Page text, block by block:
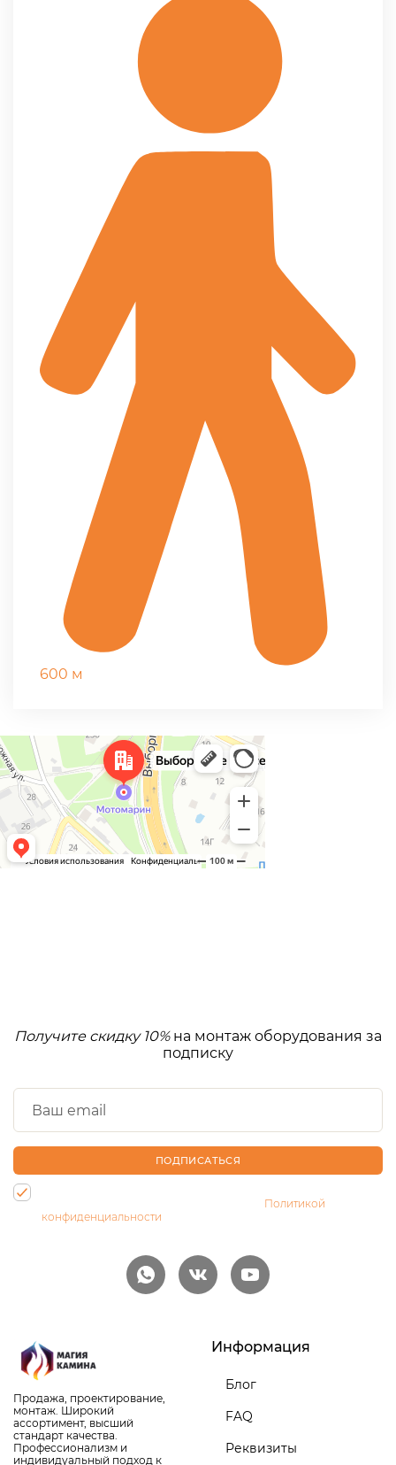
600 м
Получите скидку 10%на монтаж оборудования за
подписку
ПОДПИСАТЬСЯ
Политикой
конфиденциальности
Продажа, проектирование,
монтаж. Широкий
ассортимент, высший
стандарт качества.
Профессионализм и
индивидуальный подход к
Информация
Блог
FAQ
Реквизиты